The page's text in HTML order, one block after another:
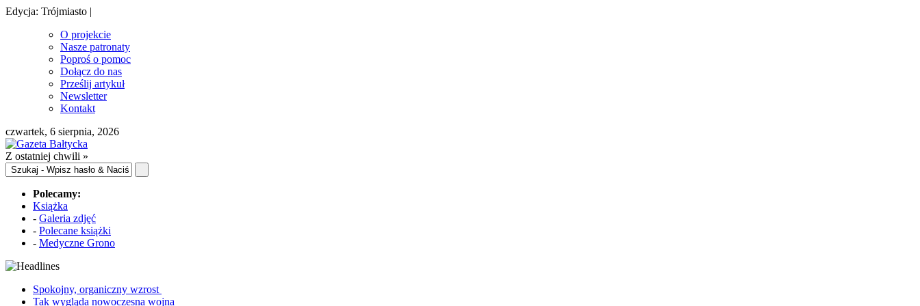
Edycja: Trójmiasto |
O projekcie
Nasze patronaty
Poproś o pomoc
Dołącz do nas
Prześlij artykuł
Newsletter
Kontakt
czwartek, 6 sierpnia, 2026
Z ostatniej chwili »
Polecamy:
Książka
- Galeria zdjęć
- Polecane książki
- Medyczne Grono
Spokojny, organiczny wzrost
Tak wygląda nowoczesna wojna